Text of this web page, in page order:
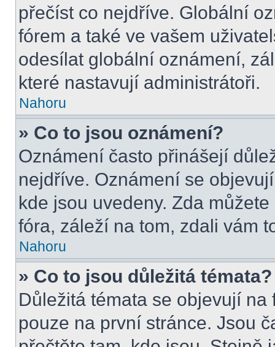
přečíst co nejdříve. Globální
fórem a také ve vašem
odesílat globální oznámení,
které nastavují administrátoři.
Nahoru
» Co to jsou oznámení?
Oznámení často přinášejí
nejdříve. Oznámení se
kde jsou uvedeny. Zda
fóra, záleží na tom, zdali vám
Nahoru
» Co to jsou důležitá témata?
Důležitá témata se objevují
pouze na první stránce. Jsou